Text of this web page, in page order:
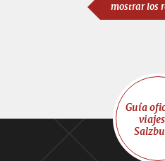
mostrar los
Guía